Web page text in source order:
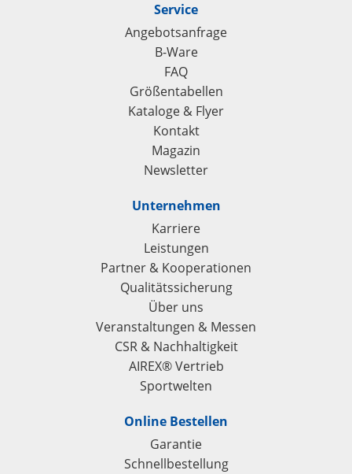
Service
Angebotsanfrage
B-Ware
FAQ
Größentabellen
Kataloge & Flyer
Kontakt
Magazin
Newsletter
Unternehmen
Karriere
Leistungen
Partner & Kooperationen
Qualitätssicherung
Über uns
Veranstaltungen & Messen
CSR & Nachhaltigkeit
AIREX® Vertrieb
Sportwelten
Online Bestellen
Garantie
Schnellbestellung